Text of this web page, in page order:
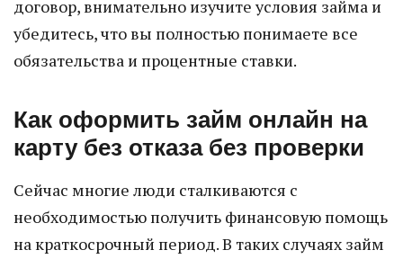
договор, внимательно изучите условия займа и
убедитесь, что вы полностью понимаете все
обязательства и процентные ставки.
Как оформить займ онлайн на
карту без отказа без проверки
Сейчас многие люди сталкиваются с
необходимостью получить финансовую помощь
на краткосрочный период. В таких случаях займ